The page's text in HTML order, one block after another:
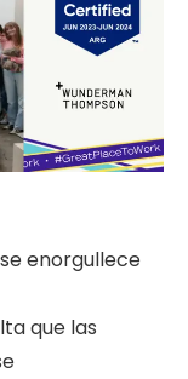
enorgullece
que las